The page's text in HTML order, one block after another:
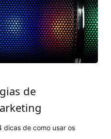
de
dicas de como usar os